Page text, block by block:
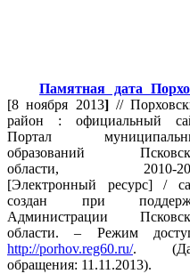
Памятная дата
[8 ноября 2013] //
район : официальный
Портал
образований
области, 2010-
[Электронный ресурс] /
создан при
Администрации
области. – Режим
http://porhov.reg60.ru/.
обращения: 11.11.2013).